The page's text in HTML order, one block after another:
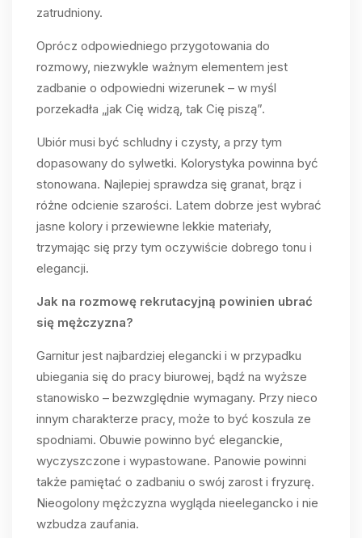
zatrudniony.
Oprócz odpowiedniego przygotowania do
rozmowy, niezwykle ważnym elementem jest
zadbanie o odpowiedni wizerunek – w myśl
porzekadła „jak Cię widzą, tak Cię piszą”.
Ubiór musi być schludny i czysty, a przy tym
dopasowany do sylwetki. Kolorystyka powinna być
stonowana. Najlepiej sprawdza się granat, brąz i
różne odcienie szarości. Latem dobrze jest wybrać
jasne kolory i przewiewne lekkie materiały,
trzymając się przy tym oczywiście dobrego tonu i
elegancji.
Jak na rozmowę rekrutacyjną powinien ubrać
się mężczyzna?
Garnitur jest najbardziej elegancki i w przypadku
ubiegania się do pracy biurowej, bądź na wyższe
stanowisko – bezwzględnie wymagany. Przy nieco
innym charakterze pracy, może to być koszula ze
spodniami. Obuwie powinno być eleganckie,
wyczyszczone i wypastowane. Panowie powinni
także pamiętać o zadbaniu o swój zarost i fryzurę.
Nieogolony mężczyzna wygląda nieelegancko i nie
wzbudza zaufania.